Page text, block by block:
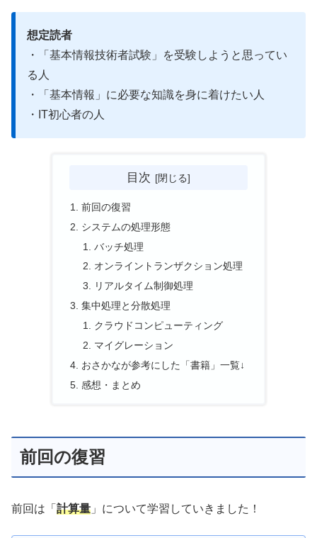
想定読者
・「基本情報技術者試験」を受験しようと思ってい
る人
・「基本情報」に必要な知識を身に着けたい人
・IT初心者の人
目次
前回の復習
システムの処理形態
バッチ処理
オンライントランザクション処理
リアルタイム制御処理
集中処理と分散処理
クラウドコンピューティング
マイグレーション
おさかなが参考にした「書籍」一覧↓
感想・まとめ
前回の復習
前回は「 計算量 」について学習していきました！